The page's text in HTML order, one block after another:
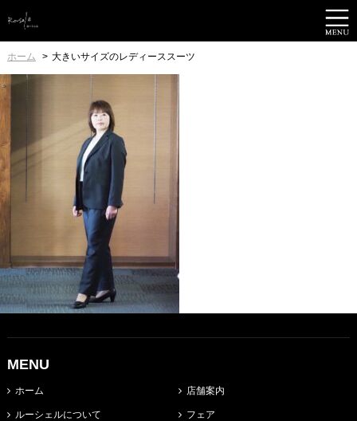
ホーム 大きいサイズのレディーススーツ
MENU
ホーム
ルーシェルについて
店舗案内
フェア